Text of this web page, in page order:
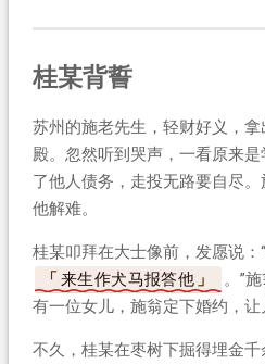
桂某背誓
苏州的施老先生，轻财好义，
殿。忽然听到哭声，一看原来
了他人债务，走投无路要自尽
他解难。
桂某叩拜在大士像前，发愿说：
来生作犬马报答他
。”
有一位女儿，施翁定下婚约，让
不久，桂某在枣树下掘得埋金